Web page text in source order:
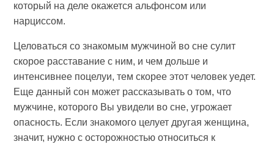
который на деле окажется альфонсом или
нарциссом.
Целоваться со знакомым мужчиной во сне сулит
скорое расставание с ним, и чем дольше и
интенсивнее поцелуи, тем скорее этот человек уедет.
Еще данный сон может рассказывать о том, что
мужчине, которого Вы увидели во сне, угрожает
опасность. Если знакомого целует другая женщина,
значит, нужно с осторожностью относиться к